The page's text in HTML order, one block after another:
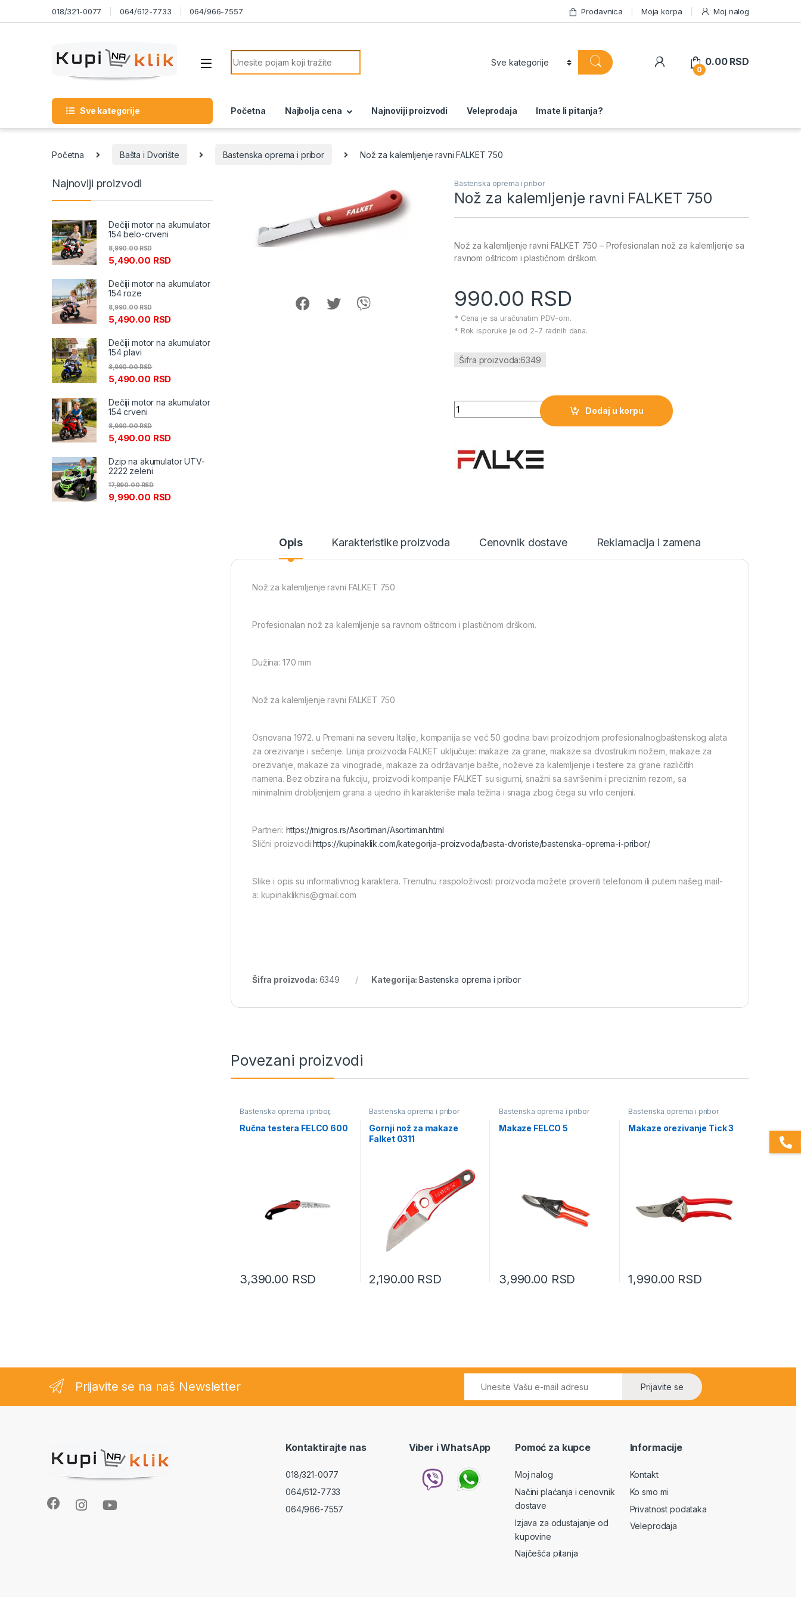
Skip to navigation018/321-0077 064/612-7733 064/966-7557 Prodavnica Moja korpa Moj nalog
Search for:
0
0.00 RSD
Sve kategorije Početna Najbolja cena Najnoviji proizvodi Veleprodaja Imate li pitanja?
Početna Bašta i Dvorište Bastenska oprema i pribor Nož za kalemljenje ravni FALKET 750
Bastenska oprema i pribor
Nož za kalemljenje ravni FALKET 750
Nož za kalemljenje ravni FALKET 750 – Profesionalan nož za kalemljenje sa
ravnom oštricom i plastičnom drškom.
990.00 RSD
* Cena je sa uračunatim PDV-om.
* Rok isporuke je od 2-7 radnih dana.
Šifra proizvoda:6349
Nož za kalemljenje ravni FALKET 750 količina
Dodaj u korpu
Opis Karakteristike proizvoda Cenovnik dostave Reklamacija i zamena
Nož za kalemljenje ravni FALKET 750
Profesionalan nož za kalemljenje sa ravnom oštricom i plastičnom drškom.
Dužina: 170 mm
Nož za kalemljenje ravni FALKET 750
Osnovana 1972. u Premani na severu Italije, kompanija se već 50 godina bavi proizodnjom profesionalnogbaštenskog alata
za orezivanje i sečenje. Linija proizvoda FALKET uključuje: makaze za grane, makaze sa dvostrukim nožem, makaze za
orezivanje, makaze za vinograde, makaze za održavanje bašte, noževe za kalemljenje i testere za grane različitih
namena. Bez obzira na fukciju, proizvodi kompanije FALKET su sigurni, snažni sa savršenim i preciznim rezom, sa
minimalnim drobljenjem grana a ujedno ih karakteriše mala težina i snaga zbog čega su vrlo cenjeni.
Partneri: https://migros.rs/Asortiman/Asortiman.html
Slični proizvodi:https://kupinaklik.com/kategorija-proizvoda/basta-dvoriste/bastenska-oprema-i-pribor/
Slike i opis su informativnog karaktera. Trenutnu raspoloživosti proizvoda možete proveriti telefonom ili putem našeg mail-
a: kupinakliknis@gmail.com
Šifra proizvoda: 6349 Kategorija: Bastenska oprema i pribor
Povezani proizvodi
Bastenska oprema i pribor,
Ručne testere
Ručna testera FELCO 600
3,390.00 RSD
Bastenska oprema i pribor
Gornji nož za makaze
Falket 0311
2,190.00 RSD
Bastenska oprema i pribor
Makaze FELCO 5
3,990.00 RSD
Bastenska oprema i pribor
Makaze orezivanje Tick 3
1,990.00 RSD
Najnoviji proizvodi
Dečiji motor na akumulator
154 belo-crveni
5,490.00 RSD
8,990.00RSD
Dečiji motor na akumulator
154 roze
5,490.00 RSD
8,990.00RSD
Dečiji motor na akumulator
154 plavi
5,490.00 RSD
8,990.00RSD
Dečiji motor na akumulator
154 crveni
5,490.00 RSD
8,990.00RSD
Dzip na akumulator UTV-
2222 zeleni
9,990.00 RSD
17,990.00RSD
Prijavite se na naš Newsletter Prijavite se
Kontaktirajte nas
018/321-0077
064/612-7733
064/966-7557
Viber i WhatsApp Pomoć za kupce
Moj nalog
Načini plaćanja i cenovnik
dostave
Izjava za odustajanje od
kupovine
Najčešća pitanja
Informacije
Kontakt
Ko smo mi
Privatnost podataka
Veleprodaja